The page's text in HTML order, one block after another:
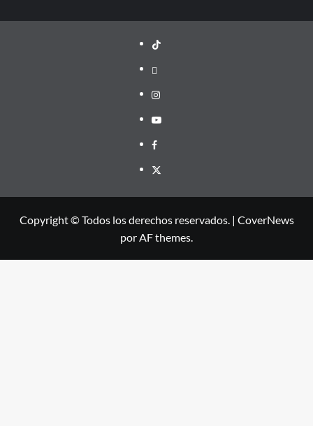
TikTok
threads
Instagram
Youtube
Facebook
X
Copyright © Todos los derechos reservados. | CoverNews
por AF themes.